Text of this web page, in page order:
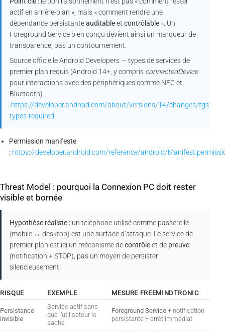
actif en arrière-plan », mais « comment rendre une
dépendance persistanteauditableet contrôlable ». Un
Foreground Service bien conçu devient ainsi un marqueur de
transparence, pas un contournement.
Source officielle Android Developers — types de services de
premier plan requis (Android 14+, y compris connectedDevice
pour interactions avec des périphériques comme NFC et
Bluetooth)
:https://developer.android.com/about/versions/14/changes/fgs-
types-required
Permission manifeste
: https://developer.android.com/reference/android/
Threat Model : pourquoi la Connexion PC doit rester
visible et bornée
Hypothèse réaliste : un téléphone utilisé comme passerelle
(mobile ↔ desktop) est une surface d’attaque. Le service de
premier plan est ici un mécanisme decontrôleet de preuve
(notification + STOP), pas un moyen de persister
silencieusement.
RISQUE EXEMPLE MESURE FREEMINDTRONIC
Persistance
invisible
Service actif sans
que l’utilisateur le
sache
Foreground Service + notification
persistante + arrêt immédiat